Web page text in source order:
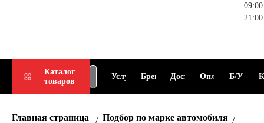
21:00
Каталог
товаров
Подбор
АКБ
Услуги Бренды ДоставкаОплата Б/У
Главная страница
Подбор по марке автомобиля